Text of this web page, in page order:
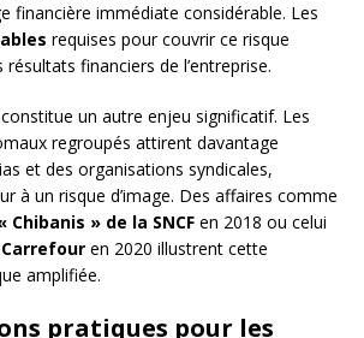
financière immédiate considérable. Les
requises pour couvrir ce risque
financiers de l’entreprise.
constitue un autre enjeu significatif. Les
regroupés attirent davantage
et des organisations syndicales,
à un risque d’image. Des affaires comme
Chibanis » de la SNCF en 2018 ou celui
en 2020 illustrent cette
amplifiée.
pratiques pour les